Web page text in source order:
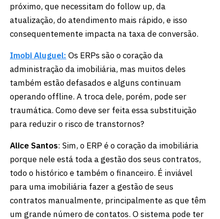
próximo, que necessitam do follow up, da
atualização, do atendimento mais rápido, e isso
consequentemente impacta na taxa de conversão.
Imobi Aluguel: Os ERPs são o coração da
administração da imobiliária, mas muitos deles
também estão defasados e alguns continuam
operando offline. A troca dele, porém, pode ser
traumática. Como deve ser feita essa substituição
para reduzir o risco de transtornos?
Alice Santos: Sim, o ERP é o coração da imobiliária
porque nele está toda a gestão dos seus contratos,
todo o histórico e também o financeiro. É inviável
para uma imobiliária fazer a gestão de seus
contratos manualmente, principalmente as que têm
um grande número de contatos. O sistema pode ter